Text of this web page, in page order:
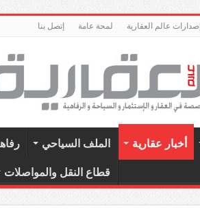
إصدارات عالم العقارية لمحة عامة إتصل بنا
أخبار عقارية الملف السياحي
قطاع النقل والمواصلات